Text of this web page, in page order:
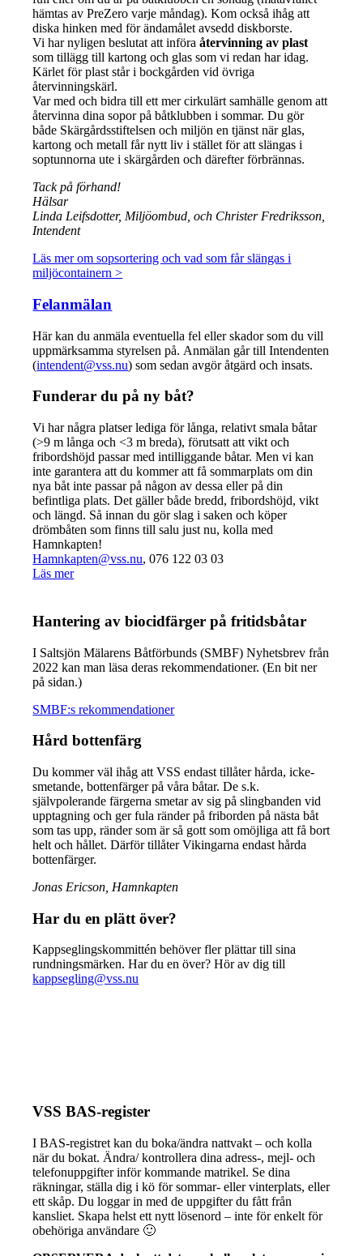
hämtas av PreZero varje måndag). Kom också ihåg att
diska hinken med för ändamålet avsedd diskborste.
Vi har nyligen beslutat att införaåtervinning av plast
som tillägg till kartong och glas som vi redan har idag.
Kärlet för plast står i bockgården vid övriga
återvinningskärl.
Var med och bidra till ett mer cirkulärt samhälle genom att
återvinna dina sopor på båtklubben i sommar. Du gör
både Skärgårdsstiftelsen och miljön en tjänst när glas,
kartong och metall får nytt liv i stället för att slängas i
soptunnorna ute i skärgården och därefter förbrännas.
Tack på förhand!
Hälsar
Linda Leifsdotter, Miljöombud, och Christer Fredriksson,
Intendent
Läs mer om sopsortering och vad som får slängas i
miljöcontainern >
Felanmälan
Här kan du anmäla eventuella fel eller skador som du vill
uppmärksamma styrelsen på. Anmälan går till Intendenten
(intendent@vss.nu) som sedan avgör åtgärd och insats.
Funderar du på ny båt?
Vi har några platser lediga för långa, relativt smala båtar
(>9 m långa och <3 m breda), förutsatt att vikt och
fribordshöjd passar med intilliggande båtar. Men vi kan
inte garantera att du kommer att få sommarplats om din
nya båt inte passar på någon av dessa eller på din
befintliga plats. Det gäller både bredd, fribordshöjd, vikt
och längd. Så innan du gör slag i saken och köper
drömbåten som finns till salu just nu, kolla med
Hamnkapten!
Hamnkapten@vss.nu, 076 122 03 03
Läs mer
Hantering av biocidfärger på fritidsbåtar
I Saltsjön Mälarens Båtförbunds (SMBF) Nyhetsbrev från
2022 kan man läsa deras rekommendationer. (En bit ner
på sidan.)
SMBF:s rekommendationer
Hård bottenfärg
Du kommer väl ihåg att VSS endast tillåter hårda, icke-
smetande, bottenfärger på våra båtar. De s.k.
självpolerande färgerna smetar av sig på slingbanden vid
upptagning och ger fula ränder på friborden på nästa båt
som tas upp, ränder som är så gott som omöjliga att få bort
helt och hållet. Därför tillåter Vikingarna endast hårda
bottenfärger.
Jonas Ericson, Hamnkapten
Har du en plätt över?
Kappseglingskommittén behöver fler plättar till sina
rundningsmärken. Har du en över? Hör av dig till
kappsegling@vss.nu
VSS BAS-register
I BAS-registret kan du boka/ändra nattvakt – och kolla
när du bokat. Ändra/ kontrollera dina adress-, mejl- och
telefonuppgifter inför kommande matrikel. Se dina
räkningar, ställa dig i kö för sommar- eller vinterplats, eller
ett skåp. Du loggar in med de uppgifter du fått från
kansliet. Skapa helst ett nytt lösenord – inte för enkelt för
obehöriga användare 🙂